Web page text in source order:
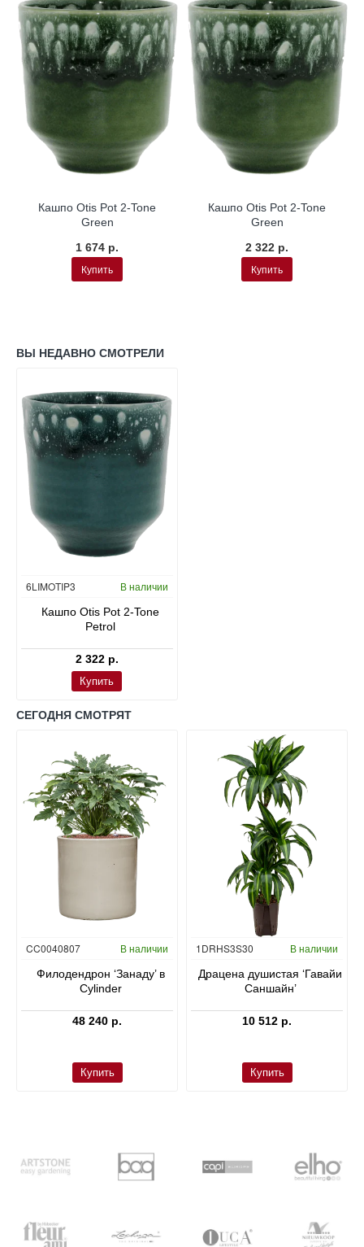
Кашпо Otis Pot 2-Tone
Green
1 674 р.
Купить
Кашпо Otis Pot 2-Tone
Green
2 322 р.
Купить
ВЫ НЕДАВНО СМОТРЕЛИ
6LIMOTIP3 В наличии
Кашпо Otis Pot 2-Tone
Petrol
2 322 р.
Купить
СЕГОДНЯ СМОТРЯТ
CC0040807 В наличии
Филодендрон ‘Занаду’ в
Cylinder
48 240 р.
Купить
Гидропоника
1DRHS3S30 В наличии
Драцена душистая ‘Гавайи
Саншайн’
10 512 р.
Купить